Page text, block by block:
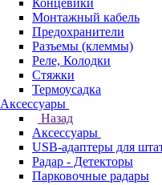
Концевики
Монтажный кабель
Предохранители
Разъемы (клеммы)
Реле, Колодки
Стяжки
Термоусадка
Аксессуары
Назад
Аксессуары
USB-адаптеры для
Радар - Детекторы
Парковочные радары